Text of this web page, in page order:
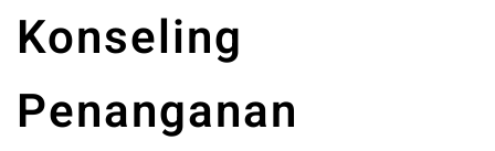
Konseling
Penanganan